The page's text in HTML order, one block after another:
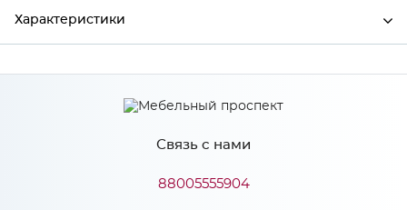
Характеристики
Производитель МиФ
Связь с нами
88005555904